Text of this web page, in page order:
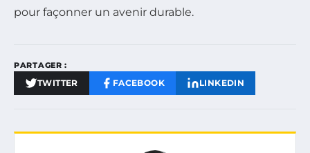
pour façonner un avenir durable.
PARTAGER :
TWITTER FACEBOOK LINKEDIN